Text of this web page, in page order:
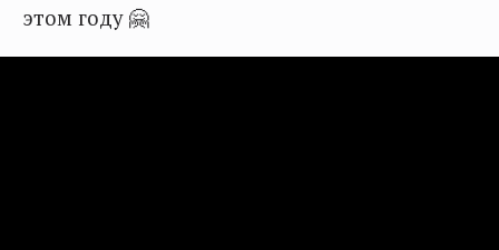
этом году 🤗